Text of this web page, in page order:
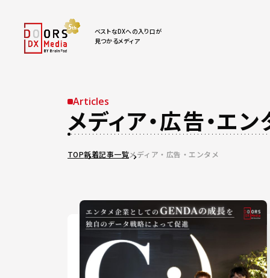
ベストなDXへの入り口が
見つかるメディア
Articles
メディア・広告・エ
TOP新着記事一覧メディア・広告・エンタメ